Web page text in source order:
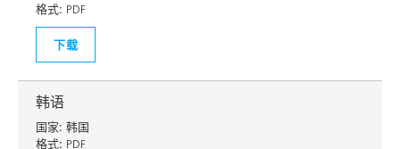
格式: PDF
下载
韩语
国家: 韩国
格式: PDF